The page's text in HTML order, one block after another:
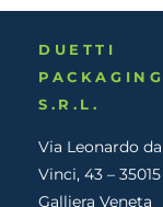
DUETTI
PACKAGING
S.R.L.
Via Leonardo da
Vinci, 43 – 35015
Galliera Veneta